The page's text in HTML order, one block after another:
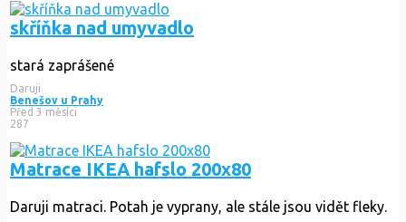
skříňka nad umyvadlo
stará zaprášené
Daruji
Benešov u Prahy
Před 3 měsíci
287
Matrace IKEA hafslo 200x80
Daruji matraci. Potah je vyprany, ale stále jsou vidět fleky.